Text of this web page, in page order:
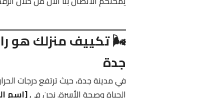
🌬️ تكييف منزلك هو
جدة
في مدينة جدة، حيث ترتفع درجات
الحياة وصحة الأسرة. نحن في[اسم